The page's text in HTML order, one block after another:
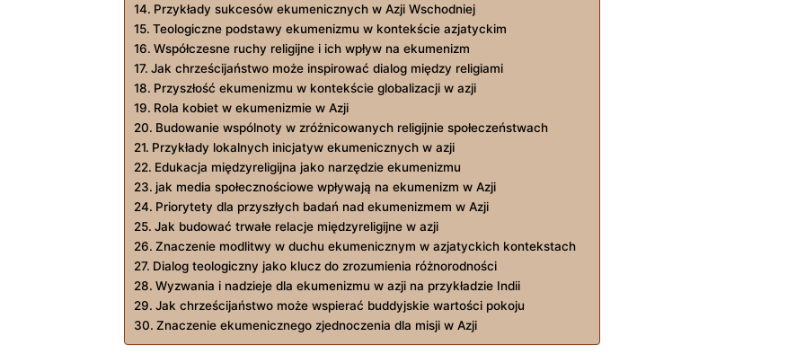
Przykłady ⁢sukcesów ekumenicznych w Azji Wschodniej
Teologiczne podstawy ekumenizmu‍ w kontekście azjatyckim
Współczesne ruchy religijne i⁢ ich wpływ na ekumenizm
Jak chrześcijaństwo może ‍inspirować dialog między religiami
Przyszłość ekumenizmu w kontekście globalizacji w ‍azji
Rola⁣ kobiet w ekumenizmie ​w Azji
Budowanie wspólnoty w ⁢zróżnicowanych religijnie społeczeństwach
Przykłady lokalnych inicjatyw ekumenicznych w azji
Edukacja międzyreligijna jako‍ narzędzie ekumenizmu
jak media⁤ społecznościowe wpływają na ekumenizm w Azji
Priorytety dla przyszłych badań nad⁣ ekumenizmem ⁢w Azji
Jak budować trwałe relacje międzyreligijne w azji
Znaczenie modlitwy w duchu ekumenicznym w ⁢azjatyckich kontekstach
Dialog teologiczny jako klucz do‍ zrozumienia różnorodności
Wyzwania i nadzieje dla ⁤ekumenizmu ‍w azji na ⁤przykładzie Indii
Jak ​chrześcijaństwo może wspierać buddyjskie wartości pokoju
Znaczenie​ ekumenicznego zjednoczenia dla misji w Azji